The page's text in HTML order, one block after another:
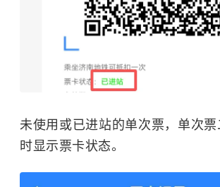
未使用或已进站的单次票，单次
时显示票卡状态。